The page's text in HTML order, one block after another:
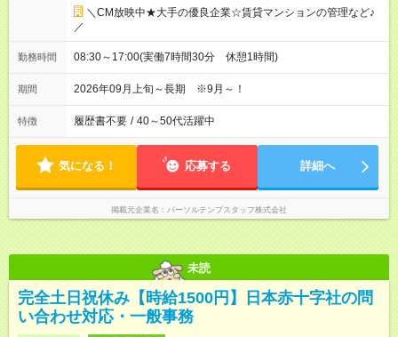
＼CM放映中★大手の優良企業☆賃貸マンションの管理など♪
／
勤務時間 08:30～17:00(実働7時間30分 休憩1時間)
期間 2026年09月上旬～長期 ※9月～！
特徴 履歴書不要 / 40～50代活躍中
気になる！ 応募する 詳細へ
掲載元企業名 パーソルテンプスタッフ株式会社
未読
完全土日祝休み【時給1500円】日本赤十字社の問
い合わせ対応・一般事務